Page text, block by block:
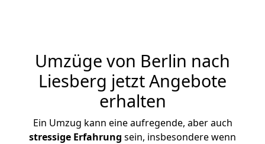
Umzüge von Berlin nach
Liesberg jetzt Angebote
erhalten
Ein Umzug kann eine aufregende, aber auch
stressige Erfahrung sein, insbesondere wenn